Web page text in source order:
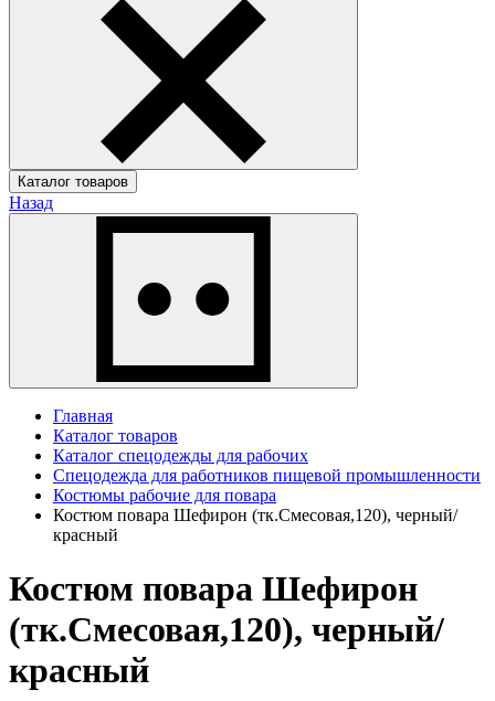
Каталог товаров
Назад
Главная
Каталог товаров
Каталог спецодежды для рабочих
Спецодежда для работников пищевой промышленности
Костюмы рабочие для повара
Костюм повара Шефирон (тк.Смесовая,120), черный/
красный
Костюм повара Шефирон
(тк.Смесовая,120), черный/
красный